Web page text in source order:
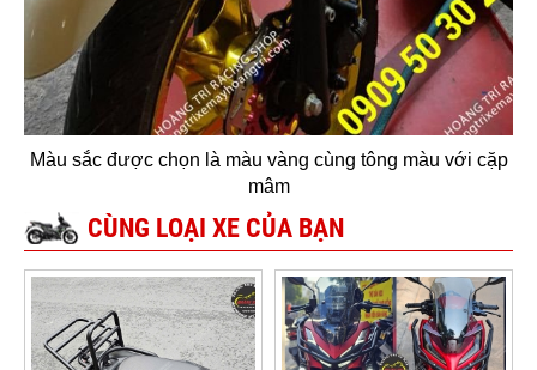
Màu sắc được chọn là màu vàng cùng tông màu với cặp
mâm
CÙNG LOẠI XE CỦA BẠN